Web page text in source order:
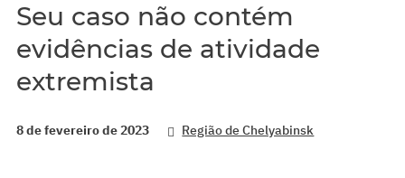
Seu caso não contém
evidências de atividade
extremista
8 de fevereiro de 2023 Região de Chelyabinsk